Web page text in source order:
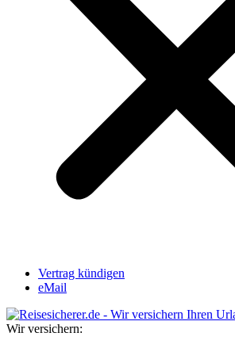
Vertrag kündigen
eMail
Wir versichern: